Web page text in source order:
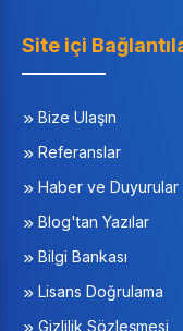
Site içi
Bize Ulaşın
Referanslar
Haber ve Duyurular
Blog'tan Yazılar
Bilgi Bankası
Lisans Doğrulama
Gizlilik Sözleşmesi